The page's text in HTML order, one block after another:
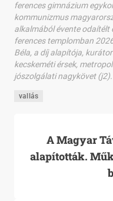
ferences gimnázium
kommunizmus
alkalmából évente odaítélt
ferences templomban
Béla, a díj alapítója,
kecskeméti érsek,
jószolgálati nagykövet
vallás
A Magyar
alapították.